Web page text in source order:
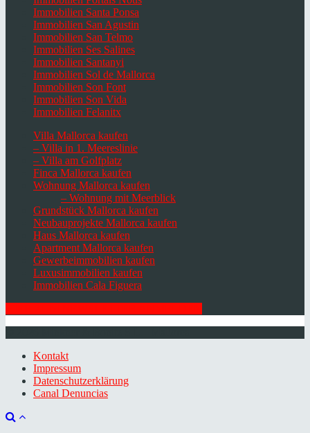
Immobilien Santa Ponsa
Immobilien San Agustin
Immobilien San Telmo
Immobilien Ses Salines
Immobilien Santanyi
Immobilien Sol de Mallorca
Immobilien Son Font
Immobilien Son Vida
Immobilien Felanitx
Villa Mallorca kaufen
– Villa in 1. Meereslinie
– Villa am Golfplatz
Finca Mallorca kaufen
Wohnung Mallorca kaufen
– Wohnung mit Meerblick
Grundstück Mallorca kaufen
Neubauprojekte Mallorca kaufen
Haus Mallorca kaufen
Apartment Mallorca kaufen
Gewerbeimmobilien kaufen
Luxusimmobilien kaufen
Immobilien Cala Figuera
Kontakt
Impressum
Datenschutzerklärung
Canal Denuncias